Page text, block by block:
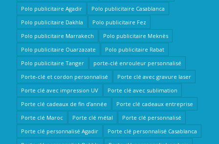
Polo publicitaire Agadir
Polo publicitaire Casablanca
Polo publicitaire Dakhla
Polo publicitaire Fez
Polo publicitaire Marrakech
Polo publicitaire Meknès
Polo publicitaire Ouarzazate
Polo publicitaire Rabat
Polo publicitaire Tanger
porte-clé enrouleur personnalisé
Porte-clé et cordon personnalisé
Porte clé avec gravure laser
Porte clé avec impression UV
Porte clé avec sublimation
Porte clé cadeaux de fin d’année
Porte clé cadeaux entreprise
Porte clé Maroc
Porte clé métal
Porte clé personnalisé
Porte clé personnalisé Agadir
Porte clé personnalisé Casablanca